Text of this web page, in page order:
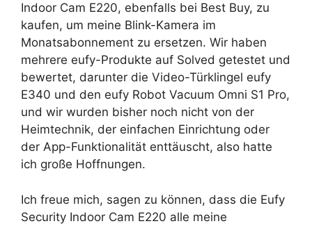
Indoor Cam E220, ebenfalls bei Best Buy, zu
kaufen, um meine Blink-Kamera im
Monatsabonnement zu ersetzen. Wir haben
mehrere eufy-Produkte auf Solved getestet und
bewertet, darunter die Video-Türklingel eufy
E340 und den eufy Robot Vacuum Omni S1 Pro,
und wir wurden bisher noch nicht von der
Heimtechnik, der einfachen Einrichtung oder
der App-Funktionalität enttäuscht, also hatte
ich große Hoffnungen.
Ich freue mich, sagen zu können, dass die Eufy
Security Indoor Cam E220 alle meine